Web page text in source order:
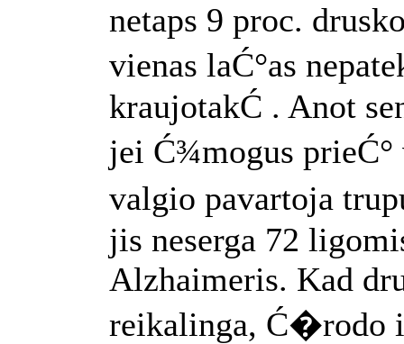
netaps 9 proc.
vienas laĆ°as
kraujotakĆ . Anot
jei Ć¾mogus
valgio pavartoja
jis neserga 72
Alzhaimeris. Kad
reikalinga, Ć�rodo